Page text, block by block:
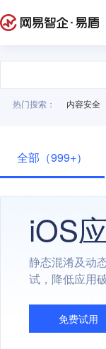
热门搜索： 内容安全
全部（999+）
iOS
静态混淆及动
试，降低应用
免费试用